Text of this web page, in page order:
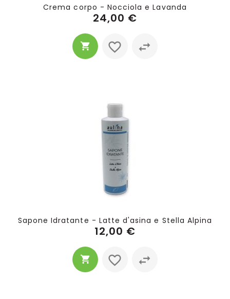
Crema corpo - Nocciola e Lavanda
24,00 €
Sapone Idratante - Latte d'asina e Stella Alpina
12,00 €